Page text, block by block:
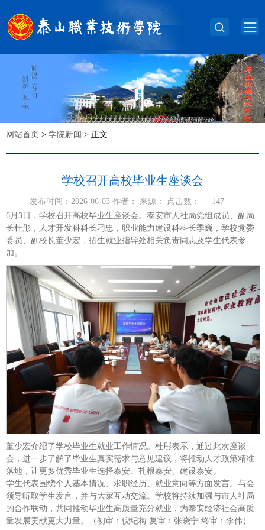
网站首页 > 学院新闻 > 正文
学校召开高校毕业生座谈会
发布时间：2026-06-03 作者： 来源： 点击数：
147
6月3日，学校召开高校毕业生座谈会。泰安市人社局党组成员、副局
长杜彤，人才开发科科长刁忠，职业能力建设科科长季巍，学校党委
委员、副校长董少宏，招生就业指导处相关负责同志及学生代表参
加。
董少宏介绍了学校毕业生就业工作情况。杜彤表示，通过此次座谈
会，进一步了解了毕业生真实需求与意见建议，将推动人才政策精准
落地，让更多优秀毕业生选择泰安、扎根泰安、建设泰安。
学生代表围绕个人基本情况、求职经历、就业意向等方面发言。与会
领导听取学生发言，并与大家互动交流。学校将持续加强与市人社局
的合作联动，共同推动毕业生高质量充分就业，为泰安经济社会高质
量发展贡献更大力量。（初审：倪纪梅 复审：张晓宁 终审：李伟）